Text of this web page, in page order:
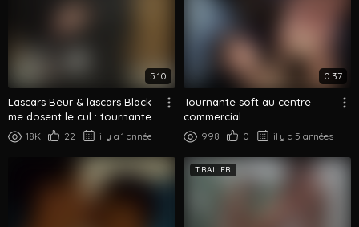
5:10
Lascars Beur & lascars Black
me dosent le cul : tournante
interraciale !
18K 22 il y a 1 année
0:37
Tournante soft au centre
commercial
998 0 il y a 5 années
TRAILER